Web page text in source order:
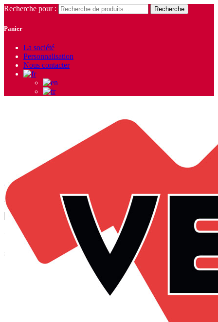
Recherche pour : Recherche
Panier
La société
Personnalisation
Nous contacter
blouson
Accueil
Affichage de 10–18 sur 43 résultats
Panier
Suivez-nous sur Facebook